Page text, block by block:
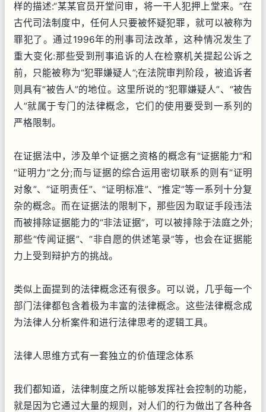
样的描述:“某某官员开堂问审，将一干人犯押上堂来。”在
古代司法制度中，任何人只要被怀疑犯罪，就可以被称为
罪犯了。通过1996年的刑事司法改革，这种情况发生了
重大变化:那些受到刑事追诉的人在检察机关提起公诉之
前，只能被称为“犯罪嫌疑人”;在法院审判阶段，被追诉者
则具有“被告人”的地位。这里所说的“犯罪嫌疑人”、“被告
人”就属于专门的法律概念，它们的使用要受到一系列的
严格限制。
在证据法中，涉及单个证据之资格的概念有“证据能力”和
“证明力”之分;而与证据的综合运用密切联系的则有“证明
对象”、“证明责任”、“证明标准”、“推定”等一系列十分复
杂的概念。而在证据法的限制下，那些因为取证手段违法
而被排除证据能力的“非法证据”，可以被排除于法庭之外;
那些“传闻证据”、“非自愿的供述笔录”等，也会在证据能
力上受到辩护方的挑战。
类似上面提到的法律概念还有很多。可以说，几乎每一个
部门法律都包含着极为丰富的法律概念。这些法律概念成
为法律人分析案件和进行法律思考的逻辑工具。
法律人思维方式有一套独立的价值理念体系
我们都知道，法律制度之所以能够发挥社会控制的功能，
就是因为它通过大量的规则，对人们的行为做出了各种各